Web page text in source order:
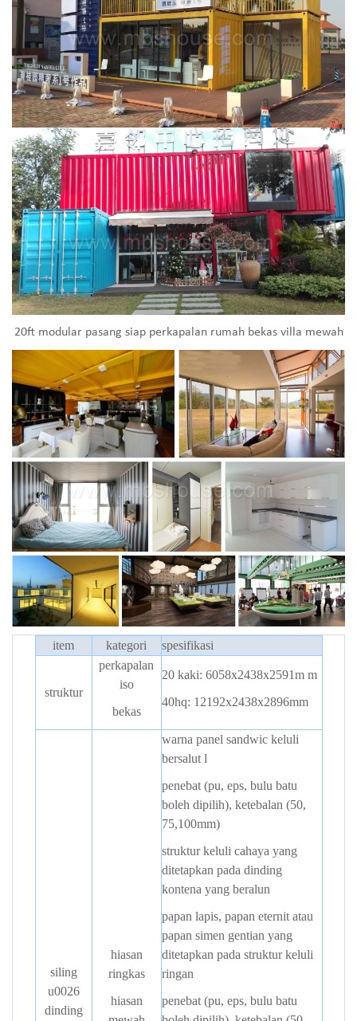
20ft modular pasang siap perkapalan rumah bekas villa mewah
item kategori spesifikasi
struktur
perkapalan
iso
bekas
20 kaki: 6058x2438x2591mm
40hq: 12192x2438x2896mm
siling
u0026
dinding
hiasan
ringkas
hiasan
warna panel sandwic keluli
bersalutl
penebat (pu, eps, bulu batu
boleh dipilih), ketebalan (50,
75,100mm)
struktur keluli cahaya yang
ditetapkan pada dinding
kontena yang beralun
papan lapis, papan eternit atau
papan simen gentian yang
ditetapkan pada struktur keluli
ringan
penebat (pu, eps, bulu batu